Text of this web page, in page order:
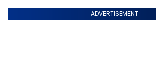
ADVERTISEMENT